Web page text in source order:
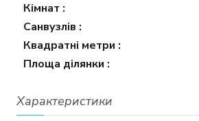
Кімнат :
Санвузлів :
Квадратні метри :
Площа ділянки :
Характеристики